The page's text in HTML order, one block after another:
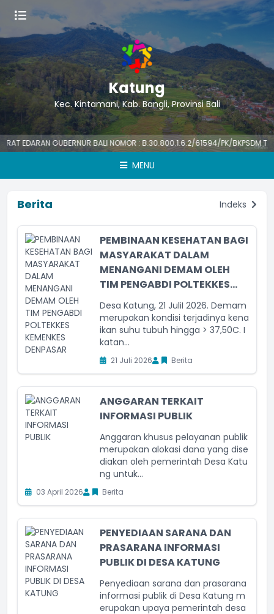
Katung
Kec. Kintamani, Kab. Bangli, Provinsi Bali
GUBERNUR BALI NOMOR : B.30.800.1.6.2/61594/PK/BKPSDM
MENU
Berita Indeks
PEMBINAAN KESEHATAN BAGI
MASYARAKAT DALAM
MENANGANI DEMAM OLEH
TIM PENGABDI POLTEKKES...
Desa Katung, 21 JuliI 2026. Demam
merupakan kondisi terjadinya kena
ikan suhu tubuh hingga > 37,50C. I
katan...
21 Juli 2026 Berita
ANGGARAN TERKAIT
INFORMASI PUBLIK
Anggaran khusus pelayanan publik
merupakan alokasi dana yang dise
diakan oleh pemerintah Desa Katu
ng untuk...
03 April 2026 Berita
PENYEDIAAN SARANA DAN
PRASARANA INFORMASI
PUBLIK DI DESA KATUNG
Penyediaan sarana dan prasarana
informasi publik di Desa Katung m
erupakan upaya pemerintah desa